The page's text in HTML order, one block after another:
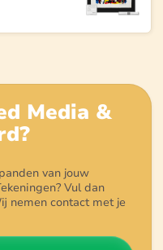
Media &
van jouw
Vul dan
nemen contact met je